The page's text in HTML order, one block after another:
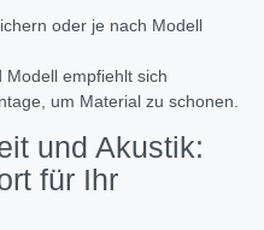
oder je nach Modell
Modell empfiehlt sich
um Material zu schonen.
und Akustik:
für Ihr